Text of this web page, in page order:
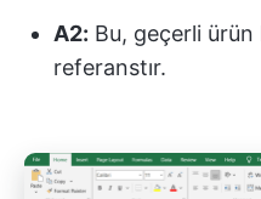
A2: Bu, geçerli
referanstır.